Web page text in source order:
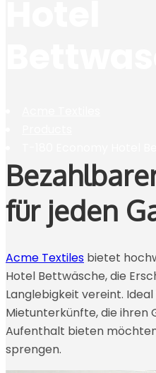
für jeden
Acme Textiles bietet
Hotel Bettwäsche, die
Langlebigkeit vereint.
Mietunterkünfte, die ihren
Aufenthalt bieten
sprengen.